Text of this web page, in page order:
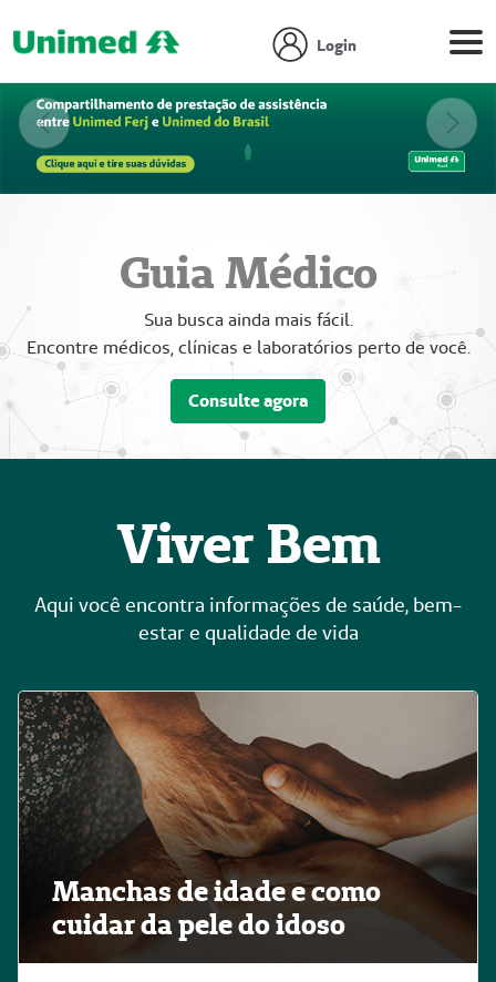
Login
Focar slide
Focar slide
Anterior
Guia Médico
Sua busca ainda mais fácil.
Encontre médicos, clínicas e laboratórios perto de você.
Consulte agora
Viver Bem
Aqui você encontra informações de saúde, bem-
estar e qualidade de vida
Manchas de idade e como
cuidar da pele do idoso